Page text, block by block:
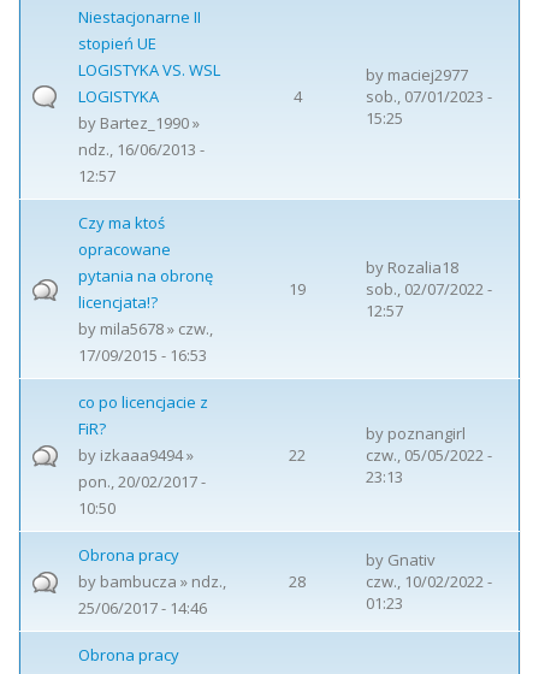
Niestacjonarne II
stopień UE
LOGISTYKA VS. WSL
LOGISTYKA
by Bartez_1990»
ndz., 16/06/2013 -
12:57
4
by maciej2977
sob., 07/01/2023 -
15:25
Czy ma ktoś
opracowane
pytania na obronę
licencjata!?
by mila5678» czw.,
17/09/2015 - 16:53
19
by Rozalia18
sob., 02/07/2022 -
12:57
co po licencjacie z
FiR?
by izkaaa9494»
pon., 20/02/2017 -
10:50
22
by poznangirl
czw., 05/05/2022 -
23:13
Obrona pracy
by bambucza » ndz.,
25/06/2017 - 14:46
28
by Gnativ
czw., 10/02/2022 -
01:23
Obrona pracy